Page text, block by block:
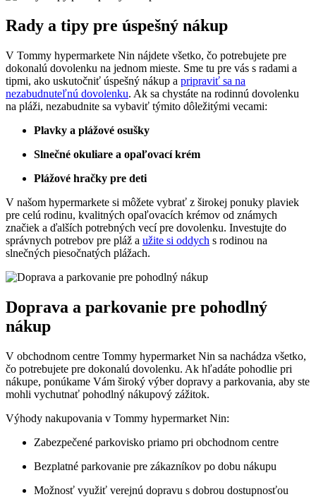
Rady a tipy pre úspešný nákup
V Tommy hypermarkete Nin nájdete všetko, čo potrebujete pre
dokonalú dovolenku na jednom mieste. Sme tu pre vás s radami a
tipmi, ako uskutočniť úspešný nákup a pripraviť sa na
nezabudnuteľnú dovolenku. Ak sa chystáte na rodinnú dovolenku
na pláži, nezabudnite sa vybaviť týmito dôležitými vecami:
Plavky a plážové osušky
Slnečné okuliare a opaľovací krém
Plážové hračky pre deti
V našom hypermarkete si môžete vybrať z širokej ponuky plaviek
pre celú rodinu, kvalitných opaľovacích krémov od známych
značiek a ďalších potrebných vecí pre dovolenku. Investujte do
správnych potrebov pre pláž a užite si oddych s rodinou na
slnečných piesočnatých plážach.
Doprava a parkovanie pre pohodlný
nákup
V obchodnom centre Tommy hypermarket Nin sa nachádza všetko,
čo potrebujete pre dokonalú dovolenku. Ak hľadáte pohodlie pri
nákupe, ponúkame Vám široký výber dopravy a parkovania, aby ste
mohli vychutnať pohodlný nákupový zážitok.
Výhody nakupovania v Tommy hypermarket Nin:
Zabezpečené parkovisko priamo pri obchodnom centre
Bezplatné parkovanie pre zákazníkov po dobu nákupu
Možnosť využiť verejnú dopravu s dobrou dostupnosťou